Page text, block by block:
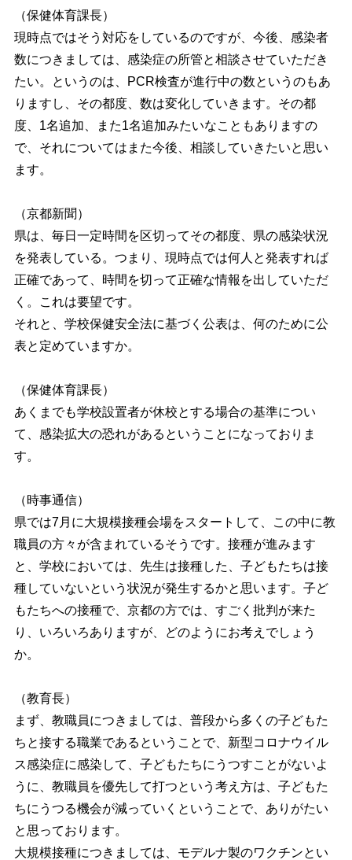
（保健体育課長）
現時点ではそう対応をしているのですが、今後、感染者
数につきましては、感染症の所管と相談させていただき
たい。というのは、PCR検査が進行中の数というのもあ
りますし、その都度、数は変化していきます。その都
度、1名追加、また1名追加みたいなこともありますの
で、それについてはまた今後、相談していきたいと思い
ます。
（京都新聞）
県は、毎日一定時間を区切ってその都度、県の感染状況
を発表している。つまり、現時点では何人と発表すれば
正確であって、時間を切って正確な情報を出していただ
く。これは要望です。
それと、学校保健安全法に基づく公表は、何のために公
表と定めていますか。
（保健体育課長）
あくまでも学校設置者が休校とする場合の基準につい
て、感染拡大の恐れがあるということになっておりま
す。
（時事通信）
県では7月に大規模接種会場をスタートして、この中に教
職員の方々が含まれているそうです。接種が進みます
と、学校においては、先生は接種した、子どもたちは接
種していないという状況が発生するかと思います。子ど
もたちへの接種で、京都の方では、すごく批判が来た
り、いろいろありますが、どのようにお考えでしょう
か。
（教育長）
まず、教職員につきましては、普段から多くの子どもた
ちと接する職業であるということで、新型コロナウイル
ス感染症に感染して、子どもたちにうつすことがないよ
うに、教職員を優先して打つという考え方は、子どもた
ちにうつる機会が減っていくということで、ありがたい
と思っております。
大規模接種につきましては、モデルナ製のワクチンとい